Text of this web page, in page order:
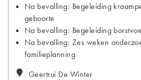
Na bevalling: Begeleiding
geboorte
Na bevalling: Begeleiding
Na bevalling: Zes weken
familieplanning
Geertrui De Winter